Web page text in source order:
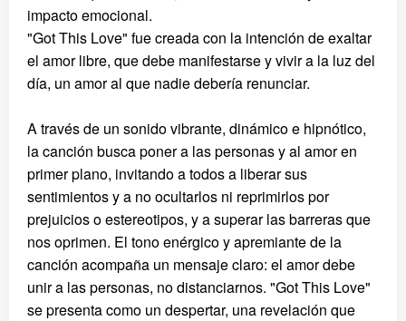
impacto emocional.
"Got This Love" fue creada con la intención de exaltar
el amor libre, que debe manifestarse y vivir a la luz del
día, un amor al que nadie debería renunciar.
A través de un sonido vibrante, dinámico e hipnótico,
la canción busca poner a las personas y al amor en
primer plano, invitando a todos a liberar sus
sentimientos y a no ocultarlos ni reprimirlos por
prejuicios o estereotipos, y a superar las barreras que
nos oprimen. El tono enérgico y apremiante de la
canción acompaña un mensaje claro: el amor debe
unir a las personas, no distanciarnos. "Got This Love"
se presenta como un despertar, una revelación que